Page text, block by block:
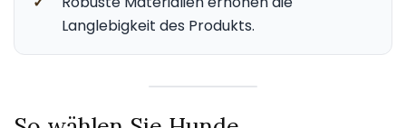
Langlebigkeit des Produkts.